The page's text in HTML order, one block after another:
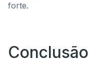
forte.
Conclusão